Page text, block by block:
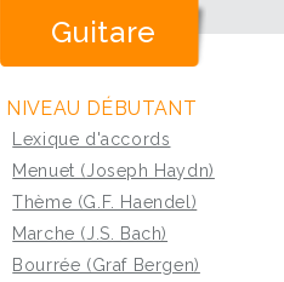
Guitare
NIVEAU DÉBUTANT
Lexique d'accords
Menuet (Joseph Haydn)
Thème (G.F. Haendel)
Marche (J.S. Bach)
Bourrée (Graf Bergen)